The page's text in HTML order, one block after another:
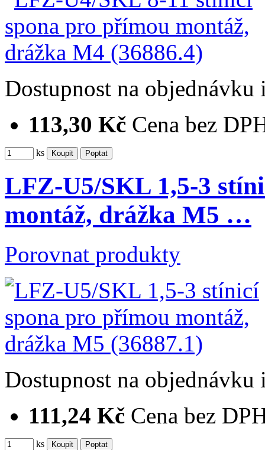
Dostupnost na objednávku
113,30 Kč Cena bez
ks
LFZ-U5/SKL 1,5-3
montáž, drážka M5 …
Porovnat produkty
Dostupnost na objednávku
111,24 Kč Cena bez
ks